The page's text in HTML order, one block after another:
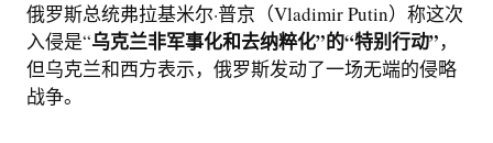
俄罗斯总统弗拉基米尔·普京（Vladimir Putin）称这次
入侵是“乌克兰非军事化和去纳粹化”的“特别行动”，
但乌克兰和西方表示，俄罗斯发动了一场无端的侵略
战争。